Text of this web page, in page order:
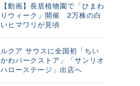
【動画】長居植物園で「ひまわ
りウィーク」開催 2万株の白
いヒマワリが見頃
ルクア サウスに全国初「ちい
かわパークストア」「サンリオ
ハローステージ」出店へ